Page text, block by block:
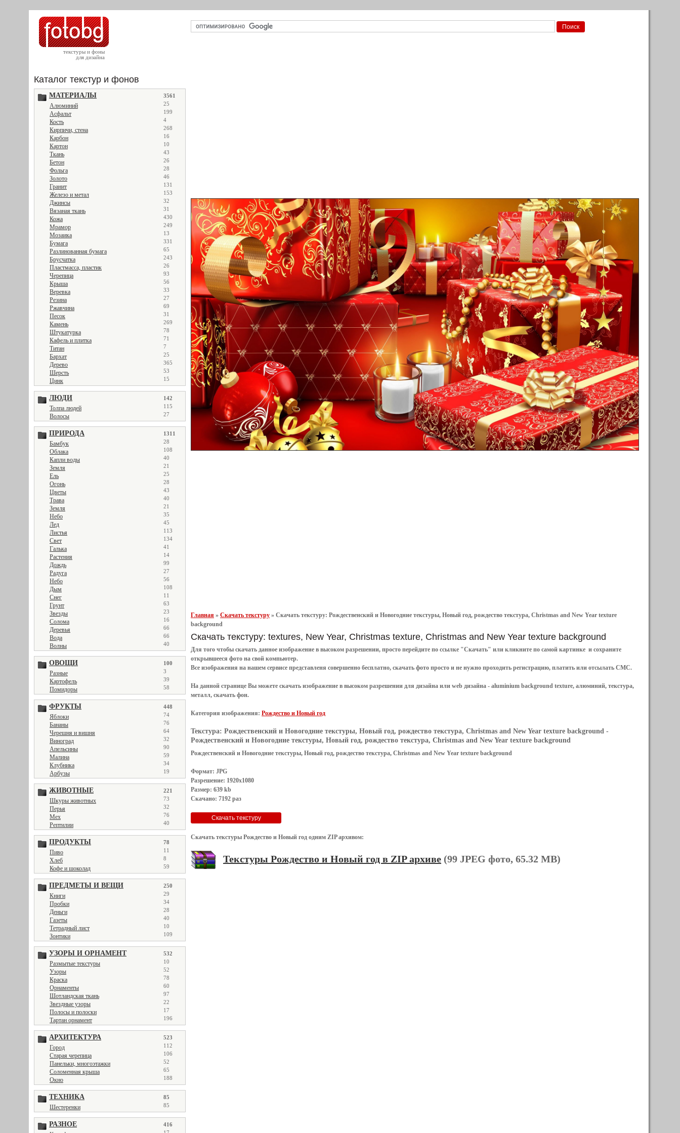
текстуры и фоны
для дизайна
Каталог текстур и фонов
МАТЕРИАЛЫ 3561
Алюминий 25
Асфальт 199
Кость 4
Кирпичи, стена 268
Карбон 16
Картон 10
Ткань 43
Бетон 26
Фольга 28
Золото 46
Гранит 131
Железо и метал 153
Джинсы 32
Вязаная ткань 31
Кожа 430
Мрамор 249
Мозаика 13
Бумага 331
Разлинованная бумага 65
Брусчатка 243
Пластмасса, пластик 26
Черепица 93
Крыша 56
Веревка 33
Резина 27
Ржавчина 69
Песок 31
Камень 269
Штукатурка 78
Кафель и плитка 71
Титан 7
Бархат 25
Дерево 365
Шерсть 53
Цинк 15
ЛЮДИ 142
Толпа людей 115
Волосы 27
ПРИРОДА 1311
Бамбук 28
Облака 108
Капли воды 40
Земля 21
Ель 25
Огонь 28
Цветы 43
Трава 40
Земля 21
Небо 35
Лед 45
Листья 113
Свет 134
Галька 41
Растения 14
Дождь 99
Радуга 27
Небо 56
Дым 108
Снег 11
Грунт 63
Звезды 23
Солома 16
Деревья 66
Вода 66
Волны 40
ОВОЩИ 100
Разные 3
Картофель 39
Помидоры 58
ФРУКТЫ 448
Яблоки 74
Бананы 76
Черешня и вишня 64
Виноград 32
Апельсины 90
Малина 59
Клубника 34
Арбузы 19
ЖИВОТНЫЕ 221
Шкуры животных 73
Перья 32
Мех 76
Рептилии 40
ПРОДУКТЫ 78
Пиво 11
Хлеб 8
Кофе и шоколад 59
ПРЕДМЕТЫ И ВЕЩИ 250
Книги 29
Пробки 34
Деньги 28
Газеты 40
Тетрадный лист 10
Зонтики 109
УЗОРЫ И ОРНАМЕНТ 532
Размытые текстуры 10
Узоры 52
Краска 78
Орнаменты 60
Шотландская ткань 97
Звездные узоры 22
Полосы и полоски 17
Тартан орнамент 196
АРХИТЕКТУРА 523
Город 112
Старая черепица 106
Панельки, многоэтажки 52
Соломенная крыша 65
Окно 188
ТЕХНИКА 85
Шестеренки 85
РАЗНОЕ 416
Главная » Скачать текстуру » Скачать текстуру: Рождественский и Новогодние текстуры, Новый год, рождество текстура, Christmas and New Year texture
background
Скачать текстуру: textures, New Year, Christmas texture, Christmas and New Year texture background
Для того чтобы скачать данное изображение в высоком разрешении, просто перейдите по ссылке "Скачать" или кликните по самой картинке и сохраните
открывшееся фото на свой компьютер.
Все изображения на нашем сервисе представленя совершенно бесплатно, скачать фото просто и не нужно проходить регистрацию, платить или отсылать СМС.
На данной странице Вы можете скачать изображение в высоком разрешении для дизайна или web дизайна - aluminium background texture, алюминий, текстура,
металл, скачать фон.
Категория изображения: Рождество и Новый год
Текстура: Рождественский и Новогодние текстуры, Новый год, рождество текстура, Christmas and New Year texture background -
Рождественский и Новогодние текстуры, Новый год, рождество текстура, Christmas and New Year texture background
Рождественский и Новогодние текстуры, Новый год, рождество текстура, Christmas and New Year texture background
Формат: JPG
Разрешение: 1920x1080
Размер: 639 kb
Скачано: 7192 раз
Скачать текстуры Рождество и Новый год одним ZIP архивом:
Текстуры Рождество и Новый год в ZIP архиве (99 JPEG фото, 65.32 MB)